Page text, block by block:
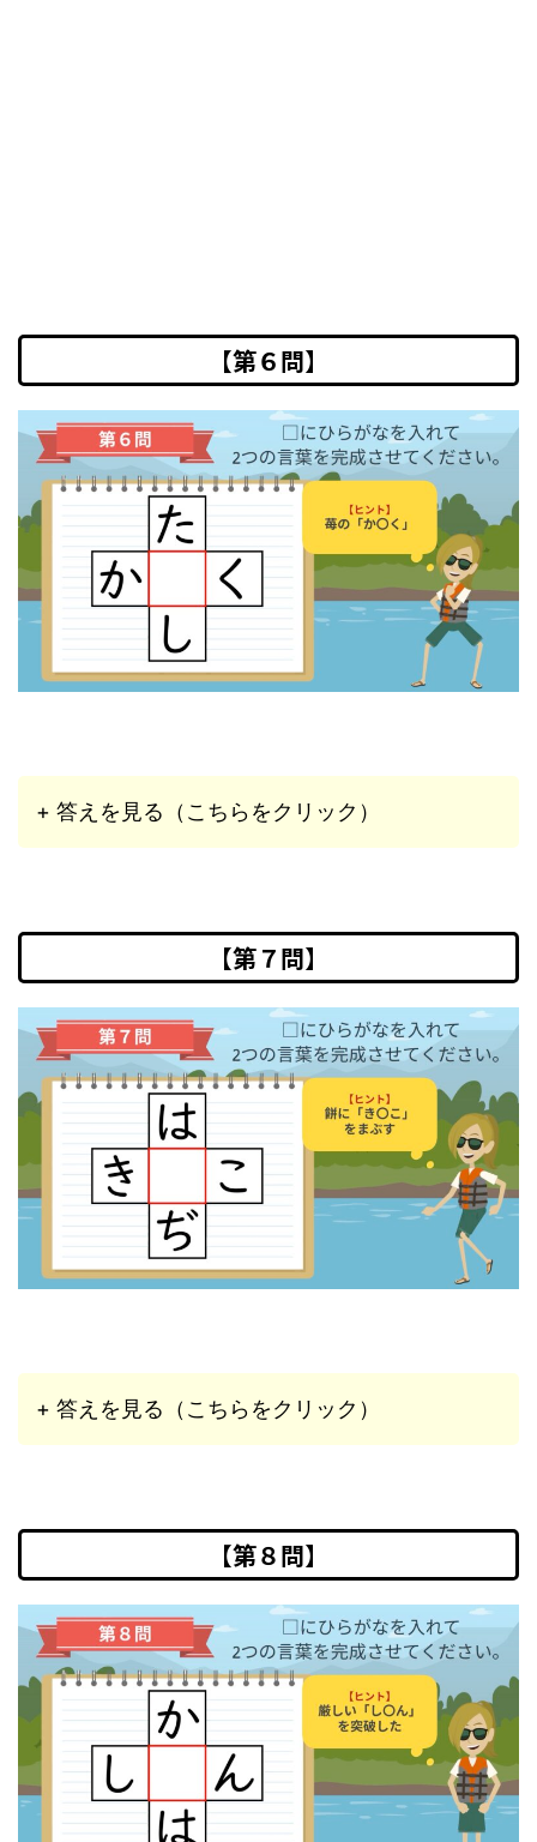
【第６問】
+ 答えを見る（こちらをクリック）
【第７問】
+ 答えを見る（こちらをクリック）
【第８問】